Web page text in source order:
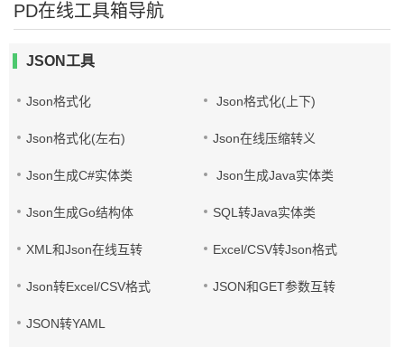
PD在线工具箱导航
JSON工具
Json格式化 Json格式化(上下)
Json格式化(左右) Json在线压缩转义
Json生成C#实体类 Json生成Java实体类
Json生成Go结构体 SQL转Java实体类
XML和Json在线互转 Excel/CSV转Json格式
Json转Excel/CSV格式 JSON和GET参数互转
JSON转YAML